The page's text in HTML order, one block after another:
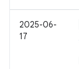
2025-06-
17